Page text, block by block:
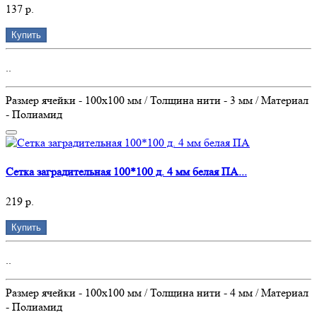
137 р.
Купить
..
Размер ячейки - 100х100 мм / Толщина нити - 3 мм / Материал
- Полиамид
Сетка заградительная 100*100 д. 4 мм белая ПА...
219 р.
Купить
Размер ячейки - 100х100 мм / Толщина нити - 4 мм / Материал
- Полиамид